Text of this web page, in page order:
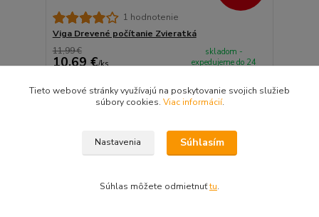
1 hodnotenie
Viga Drevené počítanie Zvieratká
11,99 €
10,69 €/ks
skladom -
expedujeme do 24
Pridať do košíka
Tieto webové stránky využívajú na poskytovanie svojich služieb
súbory cookies. Viac informácií.
Nastavenia Súhlasím
Súhlas môžete odmietnuťtu.